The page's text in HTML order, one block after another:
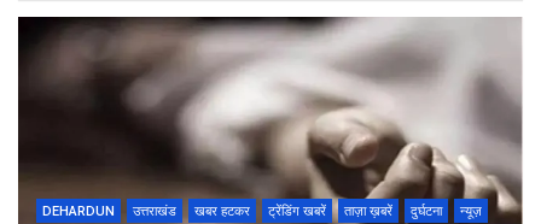
ce
b
k
tt
er
at
A
p
p
er
es
t
ar
e
DEHARDUN उत्तराखंड खबर हटकर ट्रेंडिंग खबरें ताज़ा ख़बरें दुर्घटना
न्यूज़